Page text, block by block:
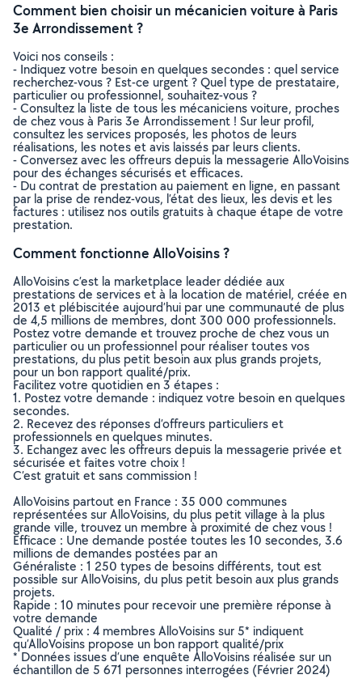
Comment bien choisir un mécanicien voiture à Paris
3e Arrondissement ?
Voici nos conseils :
- Indiquez votre besoin en quelques secondes : quel service
recherchez-vous ? Est-ce urgent ? Quel type de prestataire,
particulier ou professionnel, souhaitez-vous ?
- Consultez la liste de tous les mécaniciens voiture, proches
de chez vous à Paris 3e Arrondissement ! Sur leur profil,
consultez les services proposés, les photos de leurs
réalisations, les notes et avis laissés par leurs clients.
- Conversez avec les offreurs depuis la messagerie AlloVoisins
pour des échanges sécurisés et efficaces.
- Du contrat de prestation au paiement en ligne, en passant
par la prise de rendez-vous, l’état des lieux, les devis et les
factures : utilisez nos outils gratuits à chaque étape de votre
prestation.
Comment fonctionne AlloVoisins ?
AlloVoisins c’est la marketplace leader dédiée aux
prestations de services et à la location de matériel, créée en
2013 et plébiscitée aujourd’hui par une communauté de plus
de 4,5 millions de membres, dont 300 000 professionnels.
Postez votre demande et trouvez proche de chez vous un
particulier ou un professionnel pour réaliser toutes vos
prestations, du plus petit besoin aux plus grands projets,
pour un bon rapport qualité/prix.
Facilitez votre quotidien en 3 étapes :
1. Postez votre demande : indiquez votre besoin en quelques
secondes.
2. Recevez des réponses d’offreurs particuliers et
professionnels en quelques minutes.
3. Echangez avec les offreurs depuis la messagerie privée et
sécurisée et faites votre choix !
C’est gratuit et sans commission !
AlloVoisins partout en France : 35 000 communes
représentées sur AlloVoisins, du plus petit village à la plus
grande ville, trouvez un membre à proximité de chez vous !
Efficace : Une demande postée toutes les 10 secondes, 3.6
millions de demandes postées par an
Généraliste : 1 250 types de besoins différents, tout est
possible sur AlloVoisins, du plus petit besoin aux plus grands
projets.
Rapide : 10 minutes pour recevoir une première réponse à
votre demande
Qualité / prix : 4 membres AlloVoisins sur 5* indiquent
qu’AlloVoisins propose un bon rapport qualité/prix
* Données issues d’une enquête AlloVoisins réalisée sur un
échantillon de 5 671 personnes interrogées (Février 2024)